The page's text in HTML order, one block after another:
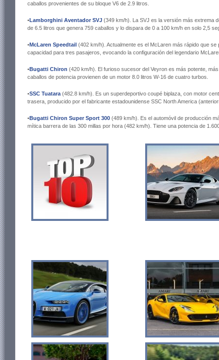
caballos provenientes de su bloque V6 de 2.9 litros.
•Lamborghini Aventador SVJ (349 km/h). La SVJ es la versión más extrema
de 6.5 litros que genera 759 caballos y lo dispara de 0 a 100 km/h en solo 2,5
•McLaren Speedtail (402 km/h). Actualmente es el McLaren más rápido que
capacidad para tres pasajeros, evocando la configuración del legendario
•Bugatti Chiron (420 km/h). El furioso sucesor del Veyron es más potente,
caballos de potencia provienen de un motor 8.0 litros W-16 de cuatro turbos.
•SSC Tuatara (482.8 km/h). Es un superdeportivo coupé biplaza, con motor
trasera, producido por el fabricante estadounidense SSC North America
•Bugatti Chiron Super Sport 300 (489 km/h). Es el automóvil de producción
mítica barrera de las 300 millas por hora (482 km/h). Tiene una potencia de